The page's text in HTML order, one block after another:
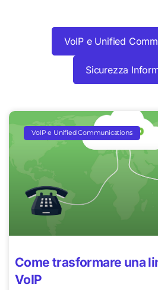
VoIP e Unified
Sicurezza
VoIP e Unified Communications
Come trasformare una
VoIP